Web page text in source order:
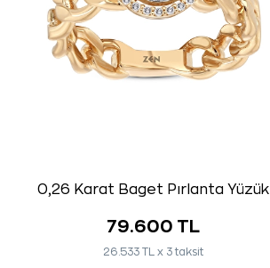
0,26 Karat Baget Pırlanta Yüzük
79.600 TL
26.533 TL x 3 taksit